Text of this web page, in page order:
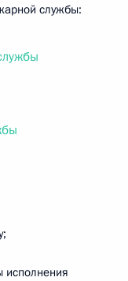
службы:
исполнения